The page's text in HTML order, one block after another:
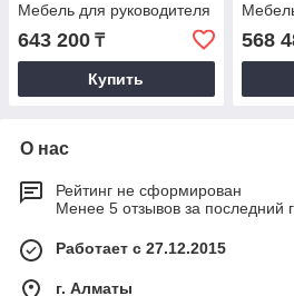
Мебель для руководителя
643 200 ₸
Купить
568
О нас
Рейтинг не сформирован
Менее 5 отзывов за последний
Работает с 27.12.2015
г. Алматы